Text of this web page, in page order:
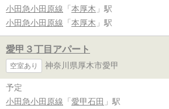
小田急小田原線 「 本厚木 」駅
小田急小田原線 「 本厚木 」駅
愛甲３丁目アパート
空室あり 神奈川県厚木市愛甲
予定
小田急小田原線 「 愛甲石田 」駅